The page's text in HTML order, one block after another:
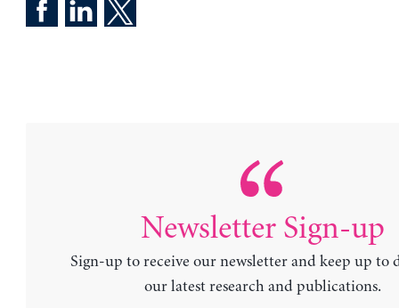
Newsletter Sign-up
Sign-up to receive our newsletter and keep up to
our latest research and publications.